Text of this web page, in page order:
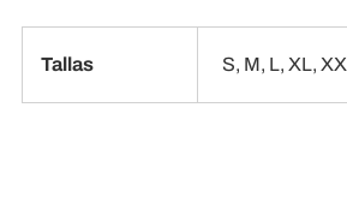
Tallas S, M, L, XL, XX